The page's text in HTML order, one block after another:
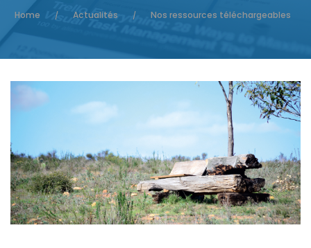
Home / Actualités / Nos ressources téléchargeables